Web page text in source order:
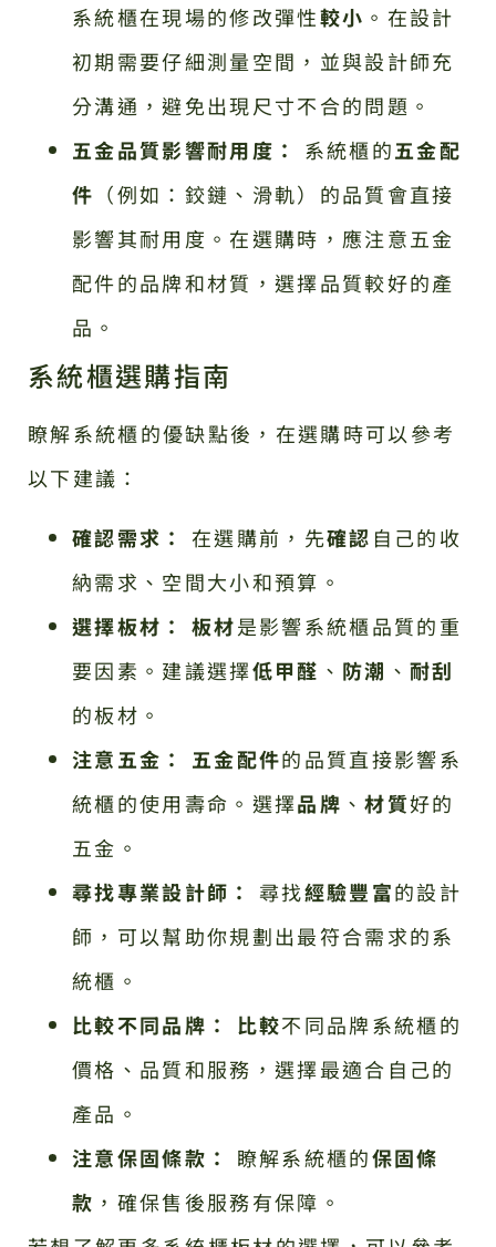
系統櫃在現場的修改彈性較小 。在設計
初期需要仔細測量空間，並與設計師充
分溝通，避免出現尺寸不合的問題。
五金品質影響耐用度：
系統櫃的五金配
件 （例如：鉸鏈、滑軌）的品質會直接
影響其耐用度。在選購時，應注意五金
配件的品牌和材質，選擇品質較好的產
品。
系統櫃選購指南
瞭解系統櫃的優缺點後，在選購時可以參考
以下建議：
確認需求： 在選購前，先確認 自己的收
納需求、空間大小和預算。
選擇板材：
板材是影響系統櫃品質的重
要因素。建議選擇低甲醛 、 防潮 、耐刮
的板材。
注意五金：
五金配件的品質直接影響系
統櫃的使用壽命。選擇品牌 、材質好的
五金。
尋找專業設計師：
尋找經驗豐富的設計
師，可以幫助你規劃出最符合需求的系
統櫃。
比較不同品牌：
比較不同品牌系統櫃的
價格、品質和服務，選擇最適合自己的
產品。
注意保固條款：
瞭解系統櫃的保固條
款 ，確保售後服務有保障。